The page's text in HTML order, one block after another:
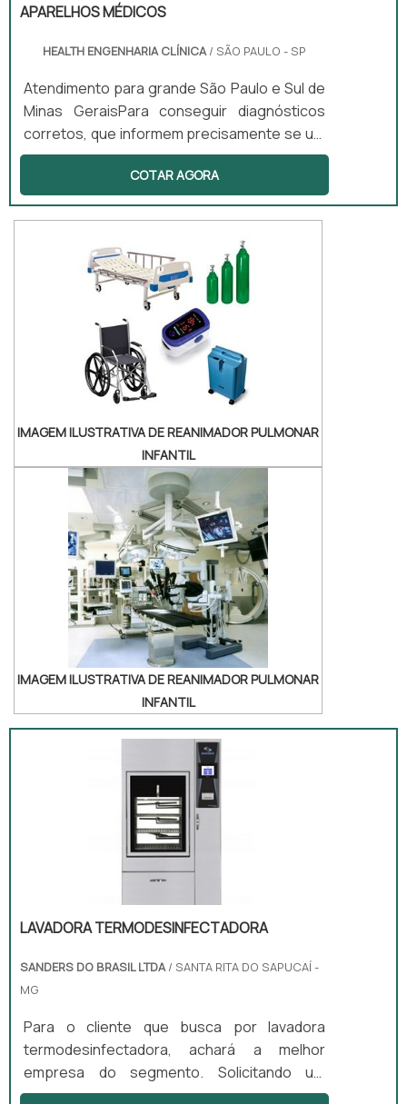
APARELHOS MÉDICOS
HEALTH ENGENHARIA CLÍNICA/ SÃO PAULO - SP
Atendimento para grande São Paulo e Sul de
Minas GeraisPara conseguir diagnósticos
corretos, que informem precisamente se um
paciente está enfermo e se estiver, como
curar essas enfermidades, é fundamental
que os laboratórios médicos, clínicas ou
hospitais tenham consigo uma vasta gama
de aparelhos médicos. Desse modo,
poderão atender a um grande número de
pacientes e curar suas doenças.Extensa
variedade de equipamentos
Esfigmomanômetro...
COTAR AGORA
IMAGEM ILUSTRATIVA DE REANIMADOR PULMONAR
INFANTIL
IMAGEM ILUSTRATIVA DE REANIMADOR PULMONAR
INFANTIL
LAVADORA TERMODESINFECTADORA
SANDERS DO BRASIL LTDA/ SANTA RITA DO SAPUCAÍ -
MG
Para o cliente que busca por lavadora
termodesinfectadora, achará a melhor
empresa do segmento. Solicitando um
orçamento na maior especialista do